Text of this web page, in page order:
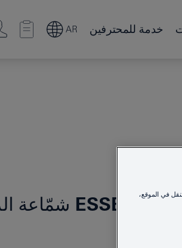
خدمة للمحترفين AR
شمّاعة في الموقع،